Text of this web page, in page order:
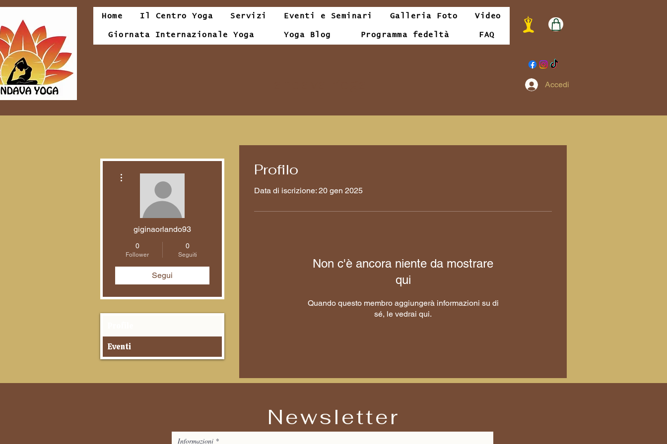
Home Il Centro Yoga Servizi Eventi e Seminari Galleria Foto Video
Giornata Internazionale Yoga Yoga Blog Programma fedeltà FAQ
Accedi
Profilo
Data di iscrizione: 20 gen 2025
Non c'è ancora niente da mostrare
qui
Quando questo membro aggiungerà informazioni su di
sé, le vedrai qui.
giginaorlando93
0
Follower
0
Seguiti
Segui
Eventi
Newsletter
Informazioni